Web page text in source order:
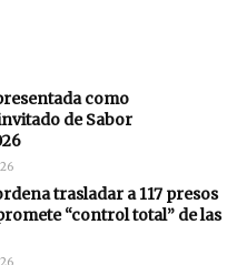
como
de Sabor
trasladar a 117 presos
“control total” de las